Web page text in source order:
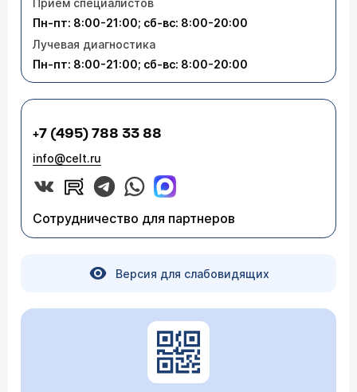
Приём специалистов
Пн-пт: 8:00-21:00; сб-вс: 8:00-20:00
Лучевая диагностика
Пн-пт: 8:00-21:00; сб-вс: 8:00-20:00
+7 (495) 788 33 88
info@celt.ru
Сотрудничество для партнеров
Версия для слабовидящих